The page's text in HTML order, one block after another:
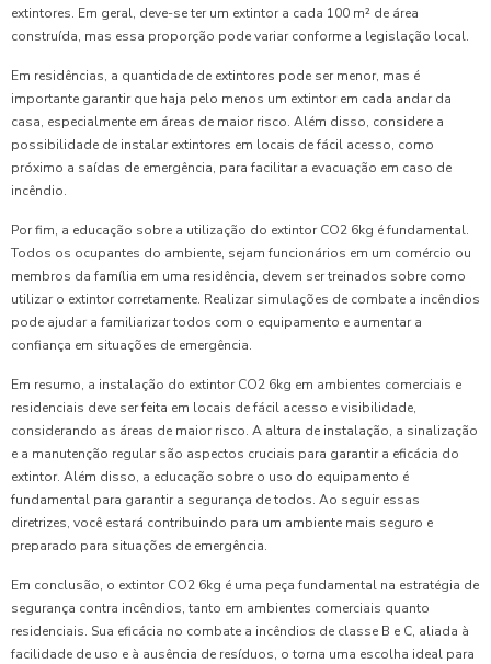
extintores. Em geral, deve-se ter um extintor a cada 100 m² de área
construída, mas essa proporção pode variar conforme a legislação local.
Em residências, a quantidade de extintores pode ser menor, mas é
importante garantir que haja pelo menos um extintor em cada andar da
casa, especialmente em áreas de maior risco. Além disso, considere a
possibilidade de instalar extintores em locais de fácil acesso, como
próximo a saídas de emergência, para facilitar a evacuação em caso de
incêndio.
Por fim, a educação sobre a utilização do extintor CO2 6kg é fundamental.
Todos os ocupantes do ambiente, sejam funcionários em um comércio ou
membros da família em uma residência, devem ser treinados sobre como
utilizar o extintor corretamente. Realizar simulações de combate a incêndios
pode ajudar a familiarizar todos com o equipamento e aumentar a
confiança em situações de emergência.
Em resumo, a instalação do extintor CO2 6kg em ambientes comerciais e
residenciais deve ser feita em locais de fácil acesso e visibilidade,
considerando as áreas de maior risco. A altura de instalação, a sinalização
e a manutenção regular são aspectos cruciais para garantir a eficácia do
extintor. Além disso, a educação sobre o uso do equipamento é
fundamental para garantir a segurança de todos. Ao seguir essas
diretrizes, você estará contribuindo para um ambiente mais seguro e
preparado para situações de emergência.
Em conclusão, o extintor CO2 6kg é uma peça fundamental na estratégia de
segurança contra incêndios, tanto em ambientes comerciais quanto
residenciais. Sua eficácia no combate a incêndios de classe B e C, aliada à
facilidade de uso e à ausência de resíduos, o torna uma escolha ideal para